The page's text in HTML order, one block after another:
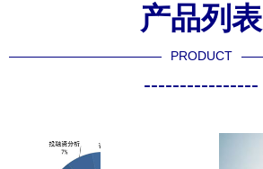
产品列表
PRODUCT
----------------